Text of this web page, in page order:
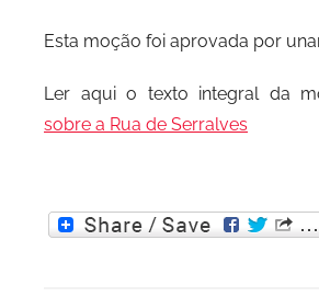
Esta moção foi aprovada por
Ler aqui o texto integral da
sobre a Rua de Serralves